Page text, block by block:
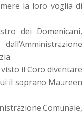
la loro voglia di
dei Domenicani,
il Coro diventare
il soprano Maureen
Comunale,